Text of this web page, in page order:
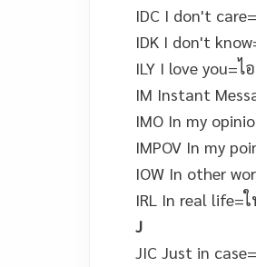
IDC I don't
IDK I don't
ILY I love you=ไ
IM Instant
IMO In my
IMPOV In my
IOW In other
IRL In real life=
J
JIC Just in